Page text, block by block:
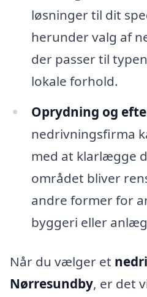
løsninger til dit
herunder valg af
der passer til
lokale forhold.
Oprydning og
nedrivningsfirma
med at klarlægge
området bliver
andre former for
byggeri eller
Når du vælger et
Nørresundby, er det